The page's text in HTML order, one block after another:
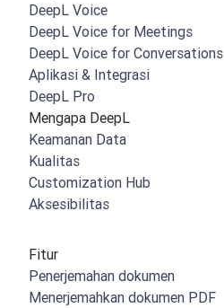
DeepL Voice
DeepL Voice for Meetings
DeepL Voice for Conversations
Aplikasi & Integrasi
DeepL Pro
Mengapa DeepL
Keamanan Data
Kualitas
Customization Hub
Aksesibilitas
Fitur
Penerjemahan dokumen
Menerjemahkan dokumen PDF